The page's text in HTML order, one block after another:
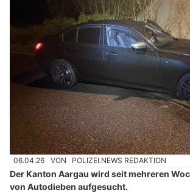
06.04.26 VON POLIZEI.NEWS REDAKTION
Der Kanton Aargau wird seit mehreren
von Autodieben aufgesucht.